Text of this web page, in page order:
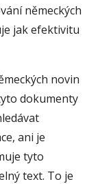
německých
jak efektivitu
novin
dokumenty
ani je
tyto
text. To je